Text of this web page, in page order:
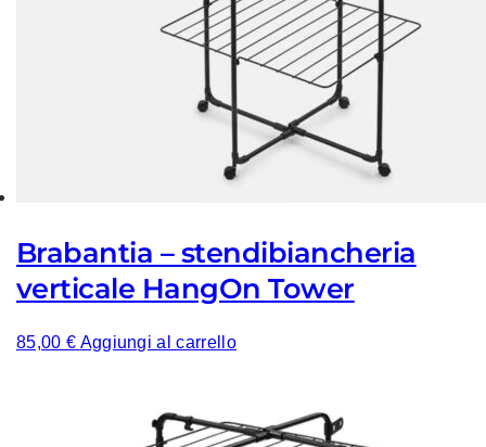
Brabantia – stendibiancheria
verticale HangOn Tower
85,00 € Aggiungi al carrello